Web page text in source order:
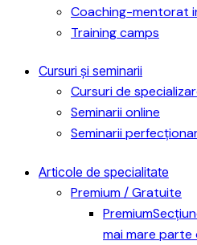
Coaching-mentorat
Training camps
Cursuri și seminarii
Cursuri de
Seminarii online
Seminarii
Articole de specialitate
Premium / Gratuite
Premium
mai mare parte